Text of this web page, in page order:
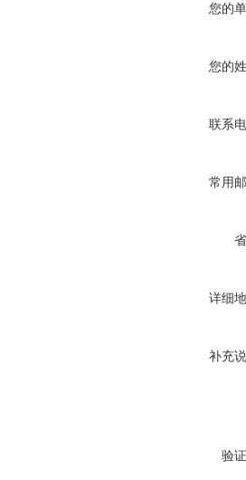
您的
您的
联系
常用
详细
补充
验